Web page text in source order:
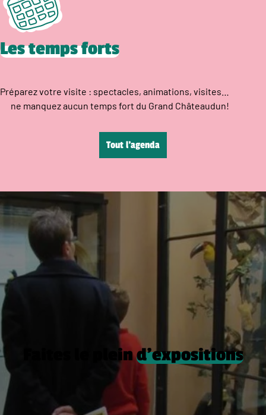
Les temps forts
Préparez votre visite : spectacles, animations, visites…
ne manquez aucun temps fort du Grand Châteaudun!
Tout l’agenda
Faites le pleind’expositions